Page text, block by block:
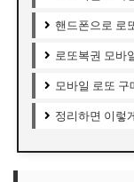
핸드폰으로 로
로또복권 모바
모바일 로또 구
정리하면 이렇